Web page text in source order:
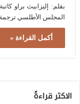
بقلم: إليزابيث براو
المجلس الأطلسي
أكمل القراءة »
الاكثر قراءةً